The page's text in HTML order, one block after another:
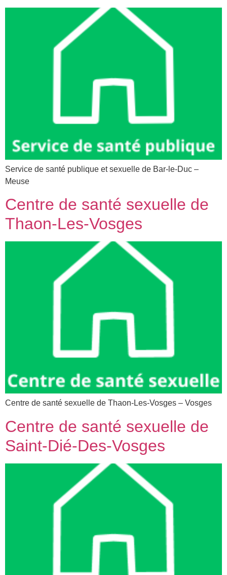
Service de santé publique et sexuelle de Bar-le-Duc –
Meuse
Centre de santé sexuelle de
Thaon-Les-Vosges
Centre de santé sexuelle de Thaon-Les-Vosges – Vosges
Centre de santé sexuelle de
Saint-Dié-Des-Vosges